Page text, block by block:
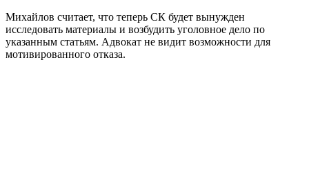
Михайлов считает, что теперь СК будет вынужден
исследовать материалы и возбудить уголовное дело по
указанным статьям. Адвокат не видит возможности для
мотивированного отказа.